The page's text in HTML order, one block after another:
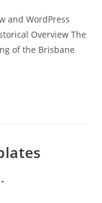
and WordPress
Overview The
of the Brisbane